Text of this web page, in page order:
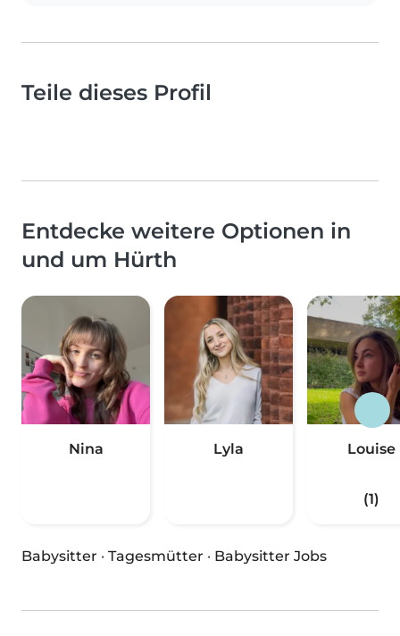
Teile dieses Profil
Entdecke weitere Optionen in
und um Hürth
Nina Lyla Louise
(1)
Babysitter · Tagesmütter · Babysitter Jobs